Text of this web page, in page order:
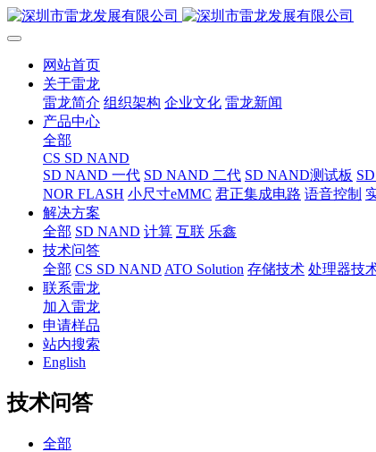
网站首页
关于雷龙
雷龙简介 组织架构 企业文化 雷龙新闻
产品中心
全部
CS SD NAND
SD NAND 一代 SD NAND 二代 SD NAND测试板
NOR FLASH 小尺寸eMMC 君正集成电路 语音控制
解决方案
全部 SD NAND 计算 互联 乐鑫
技术问答
全部 CS SD NAND ATO Solution 存储技术 处理器技
联系雷龙
加入雷龙
申请样品
站内搜索
English
技术问答
全部